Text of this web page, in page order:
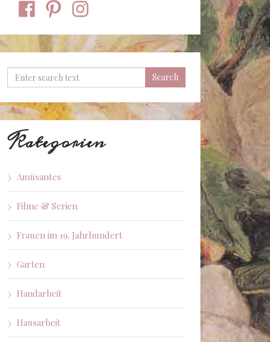
facebookpinterestinstagram
Kategorien
Amüsantes
Filme & Serien
Frauen im 19. Jahrhundert
Garten
Handarbeit
Hausarbeit